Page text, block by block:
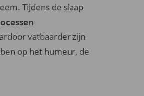
Tijdens de slaap
vatbaarder zijn
op het humeur, de